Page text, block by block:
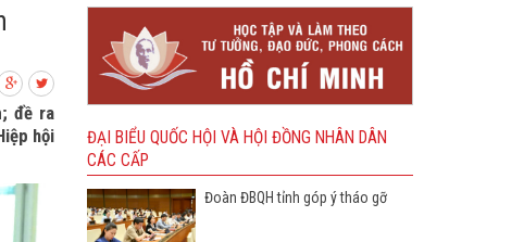
đề ra
hội
ĐẠI BIỂU QUỐC HỘI VÀ HỘI ĐỒNG NHÂN DÂN
CÁC CẤP
Đoàn ĐBQH tỉnh góp ý tháo gỡ